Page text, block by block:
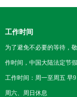
工作时间
为了避免不必要的等待，
作时间，中国大陆法定节假
工作时间：周一至周五 早9
周六、周日休息